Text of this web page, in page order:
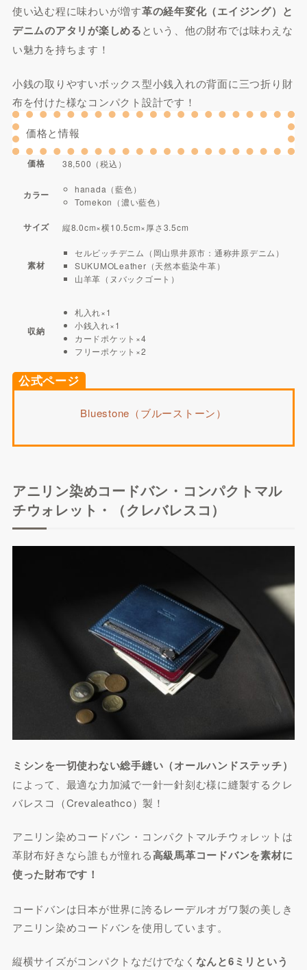
使い込む程に味わいが増す革の経年変化（エイジング）と
デニムのアタリが楽しめるという、他の財布では味わえな
い魅力を持ちます！
小銭の取りやすいボックス型小銭入れの背面に三つ折り財
布を付けた様なコンパクト設計です！
価格と情報
価格 38,500（税込）
カラー
hanada（藍色）
Tomekon（濃い藍色）
サイズ 縦8.0cm×横10.5cm×厚さ3.5cm
素材
セルビッチデニム（岡山県井原市：通称井原デニム）
SUKUMOLeather（天然本藍染牛革）
山羊革（ヌバックゴート）
収納
札入れ×1
小銭入れ×1
カードポケット×4
フリーポケット×2
公式ページ
Bluestone（ブルーストーン）
アニリン染めコードバン・コンパクトマル
チウォレット・（クレバレスコ）
ミシンを一切使わない総手縫い（オールハンドステッチ）
によって、最適な力加減で一針一針刻む様に縫製するクレ
バレスコ（Crevaleathco）製！
アニリン染めコードバン・コンパクトマルチウォレットは
革財布好きなら誰もが憧れる高級馬革コードバンを素材に
使った財布です！
コードバンは日本が世界に誇るレーデルオガワ製の美しき
アニリン染めコードバンを使用しています。
縦横サイズがコンパクトなだけでなく なんと6ミリという